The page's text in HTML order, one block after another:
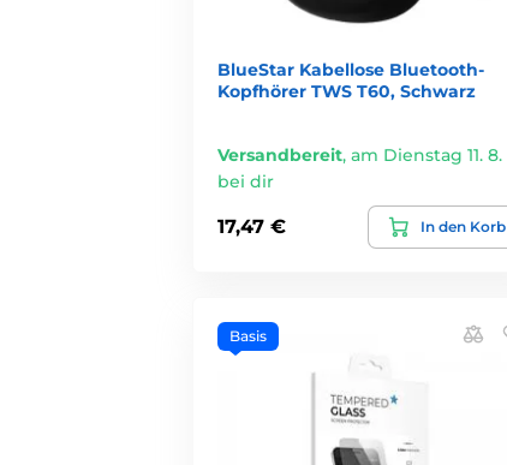
BlueStar Kabellose Bluetooth-
Kopfhörer TWS T60, Schwarz
Versandbereit, am Dienstag 11. 8.
bei dir
17,47 € In den Korb
Basis